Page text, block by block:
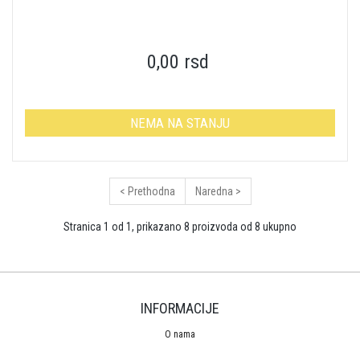
0,00 rsd
NEMA NA STANJU
< Prethodna Naredna >
Stranica 1 od 1, prikazano 8 proizvoda od 8 ukupno
INFORMACIJE
O nama